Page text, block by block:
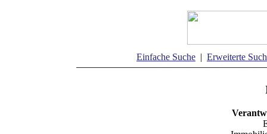
Einfache Suche | Erweiterte